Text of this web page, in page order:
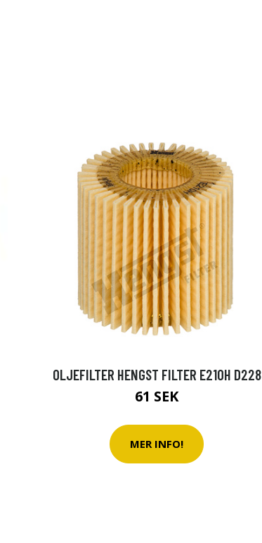
OLJEFILTER HENGST FILTER E210H D228
61 SEK
MER INFO!